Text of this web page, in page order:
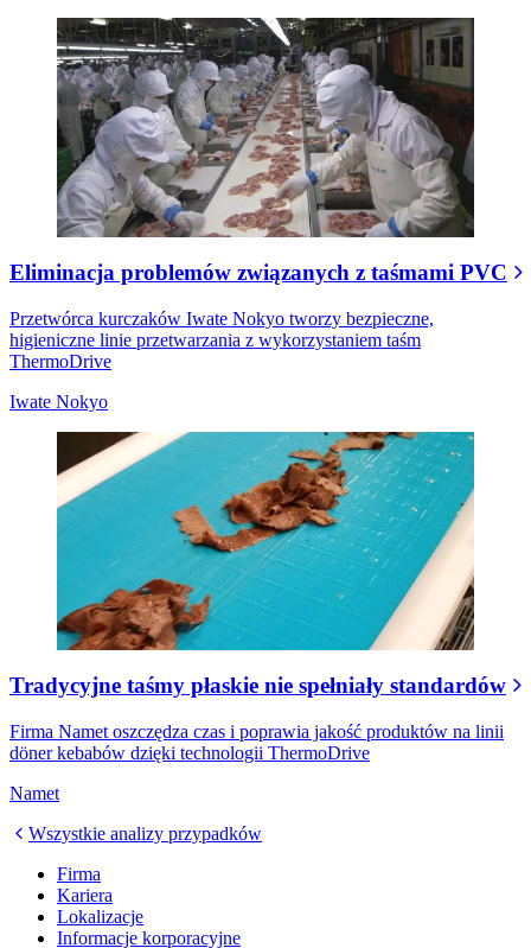
Eliminacja problemów związanych z taśmami PVC
Przetwórca kurczaków Iwate Nokyo tworzy bezpieczne,
higieniczne linie przetwarzania z wykorzystaniem taśm
ThermoDrive
Iwate Nokyo
Tradycyjne taśmy płaskie nie spełniały standardów
Firma Namet oszczędza czas i poprawia jakość produktów na linii
döner kebabów dzięki technologii ThermoDrive
Namet
Wszystkie analizy przypadków
Firma
Kariera
Lokalizacje
Informacje korporacyjne